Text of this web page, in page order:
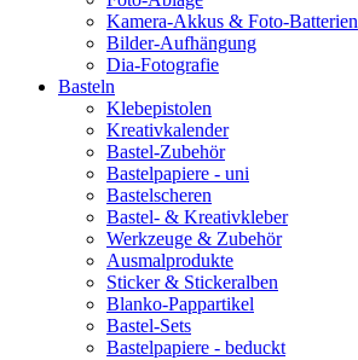
Kamera-Akkus & Foto-Batterien
Bilder-Aufhängung
Dia-Fotografie
Basteln
Klebepistolen
Kreativkalender
Bastel-Zubehör
Bastelpapiere - uni
Bastelscheren
Bastel- & Kreativkleber
Werkzeuge & Zubehör
Ausmalprodukte
Sticker & Stickeralben
Blanko-Pappartikel
Bastel-Sets
Bastelpapiere - beduckt